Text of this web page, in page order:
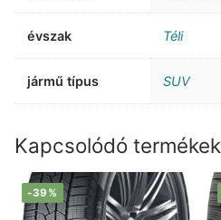
évszak Téli
jármű típus SUV
Kapcsolódó termékek
-39%